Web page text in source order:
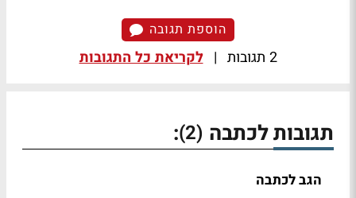
הוספת תגובה
2 תגובות | לקריאת כל התגובות
תגובות לכתבה (2)
:
הגב לכתבה